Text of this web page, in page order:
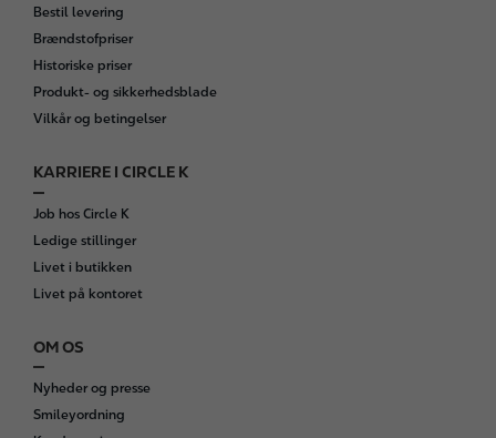
Bestil levering
Brændstofpriser
Historiske priser
Produkt- og sikkerhedsblade
Vilkår og betingelser
KARRIERE I CIRCLE K
Job hos Circle K
Ledige stillinger
Livet i butikken
Livet på kontoret
OM OS
Nyheder og presse
Smileyordning